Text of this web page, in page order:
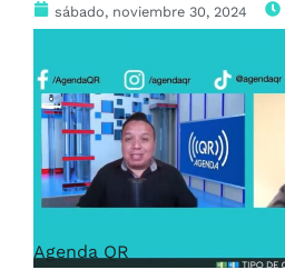
sábado, noviembre 30, 2024
Agenda QR